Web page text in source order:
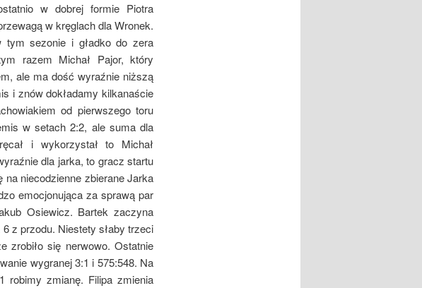
w dobrej formie Piotra
w kręglach dla Wronek.
tym sezonie i gładko do zera
razem Michał Pajor, który
ale ma dość wyraźnie niższą
i znów dokładamy kilkanaście
od pierwszego toru
w setach 2:2, ale suma dla
i wykorzystał to Michał
dla jarka, to gracz startu
niecodzienne zbierane Jarka
emocjonująca za sprawą par
Osiewicz. Bartek zaczyna
z przodu. Niestety słaby trzeci
zrobiło się nerwowo. Ostatnie
wygranej 3:1 i 575:548. Na
robimy zmianę. Filipa zmienia